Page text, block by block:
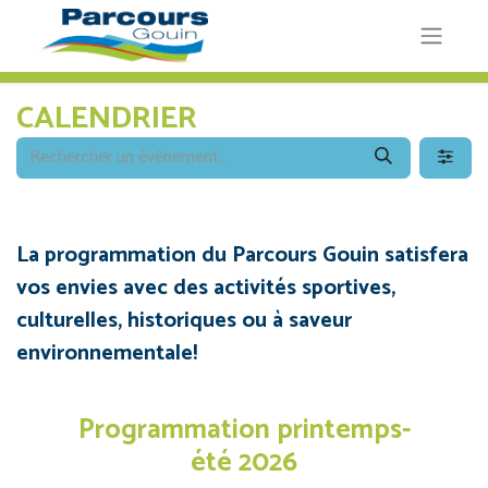
CALENDRIER
La programmation du Parcours Gouin satisfera
vos envies avec des activités sportives,
culturelles, historiques ou à saveur
environnementale!
Programmation printemps-
été 2026